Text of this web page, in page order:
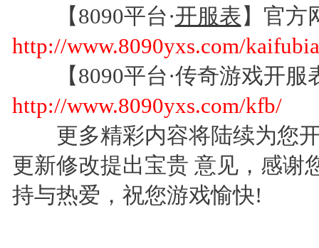
【8090平台·开服表】官方
http://www.8090yxs.com/
【8090平台·传奇游戏开服
http://www.8090yxs.com/kfb/
更多精彩内容将陆续为您开
更新修改提出宝贵 意见，感谢
持与热爱，祝您游戏愉快!